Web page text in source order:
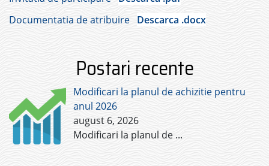
Documentatia de atribuire Descarca .docx
Postari recente
Modificari la planul de achizitie pentru
anul 2026
august 6, 2026
Modificari la planul de ...